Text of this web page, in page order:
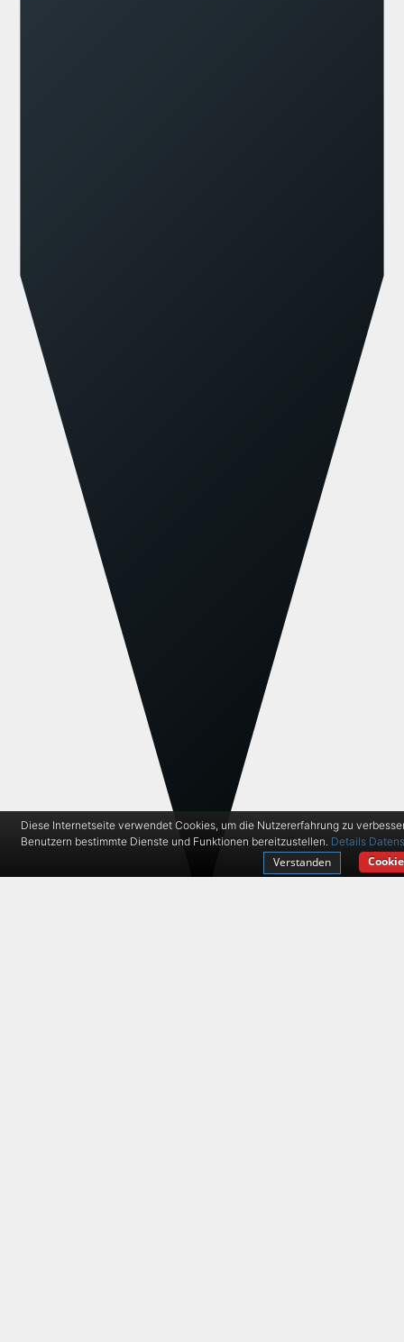
Diese Internetseite verwendet Cookies, um die Nutzererfahrung zu
Benutzern bestimmte Dienste und Funktionen bereitzustellen. Details
Verstanden